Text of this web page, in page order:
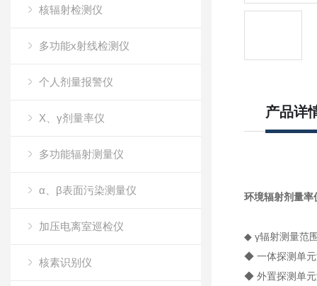
核辐射检测仪
多功能x射线检测仪
个人剂量报警仪
X、γ剂量率仪
多功能辐射测量仪
α、β表面污染测量仪
加压电离室巡检仪
核素识别仪
产品详
环境辐射剂量率
◆ γ辐射测量范
◆ 一体探测单元
◆ 外置探测单元